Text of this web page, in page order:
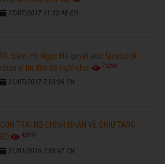
17/07/2017 11:33:48 CH
Mr. Đàm, Hồ Ngọc Hà quyết add facebook
nhau vì tin đồn đã nghỉ chơi
76299
31/07/2017 5:03:06 CH
CON TRAI NS CHINH NHẪN VỀ CHỊU TANG
BỐ
42969
31/01/2016 1:08:47 CH